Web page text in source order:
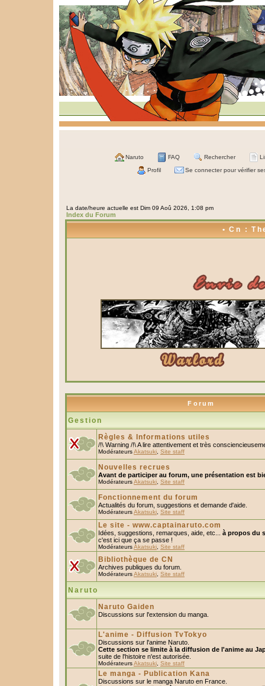
Naruto FAQ Rechercher
Profil Se connecter pour vérifier
La date/heure actuelle est Dim 09 Aoû 2026, 1:08 pm
Index du Forum
• Cn :
Forum
Gestion
Règles & Informations utiles
/!\ Warning /!\ A lire attentivement et très
ModérateursAkatsuki Site staff
Nouvelles recrues
Avant de participer au forum, une présentation est
ModérateursAkatsuki Site staff
Fonctionnement du forum
Actualités du forum, suggestions et demande d'aide.
ModérateursAkatsuki Site staff
Le site - www.captainaruto.com
Idées, suggestions, remarques, aide, etc... à propos du
c'est ici que ça se passe !
ModérateursAkatsuki Site staff
Bibliothèque de CN
Archives publiques du forum.
ModérateursAkatsuki Site staff
Naruto
Naruto Gaiden
Discussions sur l'extension du manga.
L'anime - Diffusion TvTokyo
Discussions sur l'anime Naruto.
Cette section se limite à la diffusion de l'anime au
suite de l'histoire n'est autorisée.
ModérateursAkatsuki Site staff
Le manga - Publication Kana
Discussions sur le manga Naruto en France.